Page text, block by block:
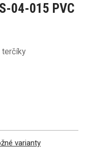
04-015 PVC
terčíky
varianty